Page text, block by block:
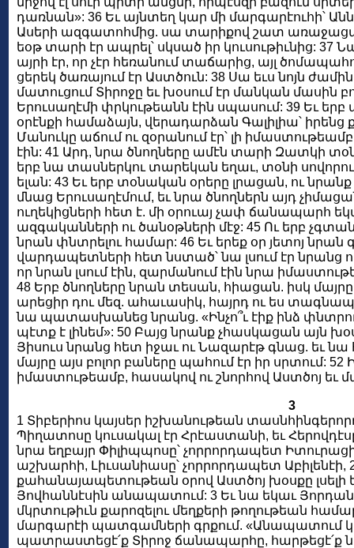
դառնան»: 36 Եւ այնտեղ կար մի մարգարէուհի՝
Ասերի ազգատոհմից. սա տարիքով շատ
եօթ տարի էր ապրել՝ սկսած իր կուսութիւնից: 37
այրի էր, որ չէր հեռանում տաճարից, այլ
ցերեկ ծառայում էր Աստծուն: 38 Սա եւս նոյն
մատուցում Տիրոջը եւ խօսում էր մանկան մասին
Երուսաղէմի փրկութեանն էին սպասում: 39 Եւ
օրէնքի համաձայն, վերադարձան Գալիլիա՝ իրենց
Մանուկը աճում ու զօրանում էր՝ լի
էին: 41 Արդ, նրա ծնողները ամէն տարի Զատկի
երբ նա տասներկու տարեկան եղաւ, տօնի
ելան: 43 Եւ երբ տօնական օրերը լրացան, ու
մնաց Երուսաղէմում, եւ նրա ծնողներն այդ
ուղեկիցների հետ է. մի օրուայ չափ ճանապարհ
ազգականների ու ծանօթների մէջ: 45 Ու երբ
նրան փնտրելու համար: 46 Եւ երեք օր յետոյ
վարդապետների հետ նստած՝ նա լսում էր նրանց
որ նրան լսում էին, զարմանում էին նրա
48 Երբ ծնողները նրան տեսան, հիացան. իսկ մայրը
արեցիր դու մեզ. ահաւասիկ, հայրդ ու ես
նա պատասխանեց նրանց. «Ինչո՞ւ էիք ինձ
պէտք է լինեմ»: 50 Բայց նրանք չհասկացան այն
Յիսուս նրանց հետ իջաւ ու Նազարէթ գնաց. եւ
մայրը այս բոլոր բաները պահում էր իր սրտում: 52
իմաստութեամբ, հասակով ու շնորհով Աստծոյ եւ
3
1 Տիբերիոս կայսեր իշխանութեան
Պիղատոսը կուսակալ էր Հրէաստանի, եւ
նրա եղբայր Փիլիպպոսը՝ չորրորդապետ
աշխարհի, Լիւսանիասը՝ չորրորդապետ Աբիլենէի,
քահանայապետութեան օրով Աստծոյ խօսքը լսելի
Յովհաննէսին անապատում: 3 Եւ նա եկաւ
մկրտութիւն քարոզելու մեղքերի թողութեան
մարգարէի պատգամների գրքում. «Անապատում
պատրաստեցէ՛ք Տիրոջ ճանապարհը, հարթեցէ՛ք